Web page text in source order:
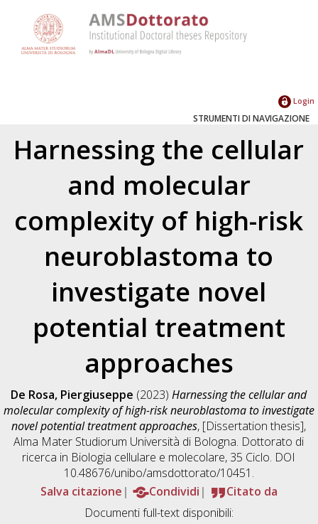
Login
STRUMENTI DI NAVIGAZIONE
Harnessing the cellular
and molecular
complexity of high-risk
neuroblastoma to
investigate novel
potential treatment
approaches
De Rosa, Piergiuseppe (2023)Harnessing the cellular and
molecular complexity of high-risk neuroblastoma to investigate
novel potential treatment approaches, [Dissertation thesis],
Alma Mater Studiorum Università di Bologna. Dottorato di
ricerca in Biologia cellulare e molecolare, 35 Ciclo. DOI
10.48676/unibo/amsdottorato/10451.
Salva citazione
Condividi
Citato da
Documenti full-text disponibili: